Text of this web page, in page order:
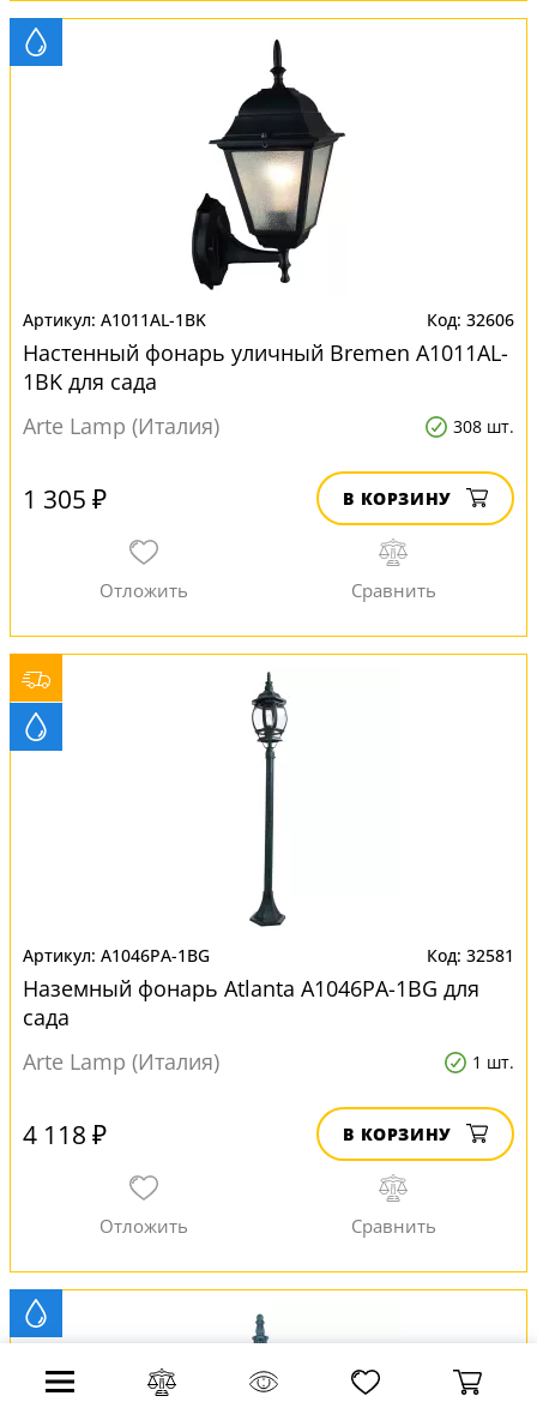
A1011AL-1BK 32606
Настенный фонарь уличный Bremen A1011AL-
1BK для сада
Arte Lamp (Италия)
308 шт.
1 305 ₽ В КОРЗИНУ
A1046PA-1BG 32581
Наземный фонарь Atlanta A1046PA-1BG для
сада
Arte Lamp (Италия)
1 шт.
4 118 ₽ В КОРЗИНУ